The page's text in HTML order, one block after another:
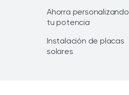
Ahorra personalizando
tu potencia
Instalación de placas
solares